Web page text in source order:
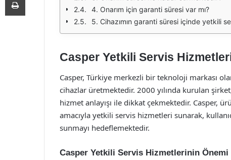
4. Onarım için garanti süresi var mı?
5. Cihazımın garanti süresi içinde yetkili
Casper Yetkili Servis
Casper, Türkiye merkezli bir teknoloji markası
cihazlar üretmektedir. 2000 yılında kurulan
hizmet anlayışı ile dikkat çekmektedir. Casper,
amacıyla yetkili servis hizmetleri sunarak,
sunmayı hedeflemektedir.
Casper Yetkili Servis Hizmetlerinin Önemi